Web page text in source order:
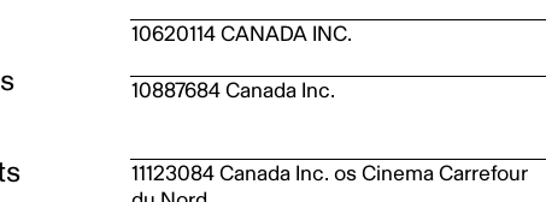
10620114 CANADA INC.
10887684 Canada Inc.
11123084 Canada Inc. os Cinema Carrefour